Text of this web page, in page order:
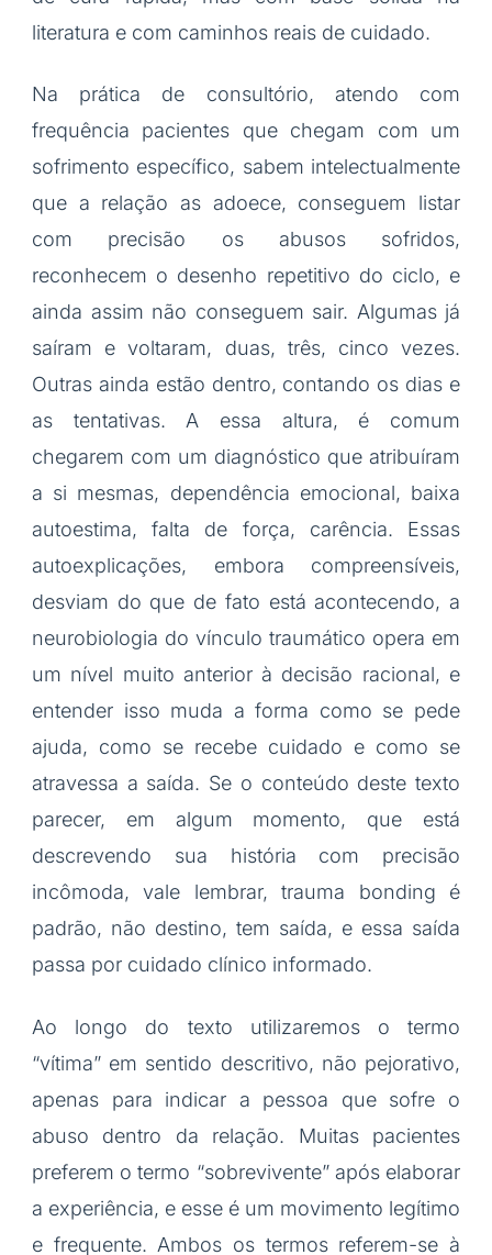
literatura e com caminhos reais de cuidado.
Na prática de consultório, atendo com
frequência pacientes que chegam com um
sofrimento específico, sabem intelectualmente
que a relação as adoece, conseguem listar
com precisão os abusos sofridos,
reconhecem o desenho repetitivo do ciclo, e
ainda assim não conseguem sair. Algumas já
saíram e voltaram, duas, três, cinco vezes.
Outras ainda estão dentro, contando os dias e
as tentativas. A essa altura, é comum
chegarem com um diagnóstico que atribuíram
a si mesmas, dependência emocional, baixa
autoestima, falta de força, carência. Essas
autoexplicações, embora compreensíveis,
desviam do que de fato está acontecendo, a
neurobiologia do vínculo traumático opera em
um nível muito anterior à decisão racional, e
entender isso muda a forma como se pede
ajuda, como se recebe cuidado e como se
atravessa a saída. Se o conteúdo deste texto
parecer, em algum momento, que está
descrevendo sua história com precisão
incômoda, vale lembrar, trauma bonding é
padrão, não destino, tem saída, e essa saída
passa por cuidado clínico informado.
Ao longo do texto utilizaremos o termo
“vítima” em sentido descritivo, não pejorativo,
apenas para indicar a pessoa que sofre o
abuso dentro da relação. Muitas pacientes
preferem o termo “sobrevivente” após elaborar
a experiência, e esse é um movimento legítimo
e frequente. Ambos os termos referem-se à